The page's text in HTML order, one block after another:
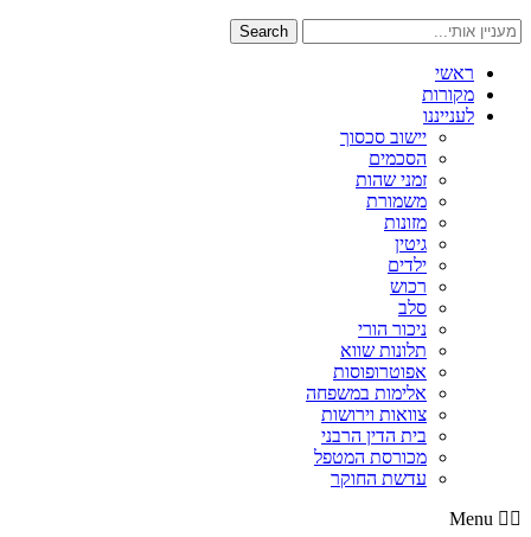
Search
ראשי
מקורות
לענייננו
יישוב סכסוך
הסכמים
זמני שהות
משמורת
מזונות
גיטין
ילדים
רכוש
סלב
ניכור הורי
תלונות שווא
אפוטרופוסות
אלימות במשפחה
צוואות וירושות
בית הדין הרבני
מכורסת המטפל
עדשת החוקר
Menu